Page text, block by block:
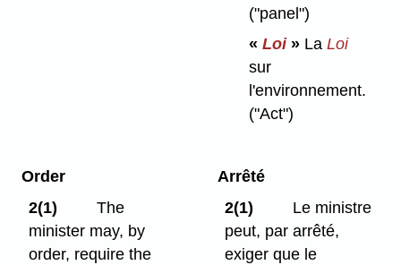
("panel")
« Loi»La Loi
sur
l'environnement.
("Act")
Order
2(1)
The
minister may, by
order, require the
Arrêté
2(1)
Le ministre
peut, par arrêté,
exiger que le